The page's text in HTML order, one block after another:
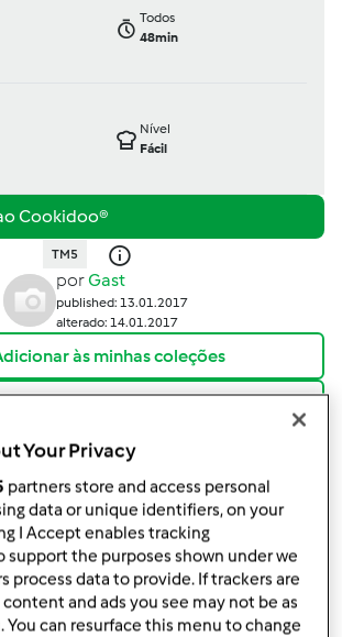
Todos
48min
Nível
Fácil
TM5
porGast
published: 13.01.2017
alterado: 14.01.2017
às minhas coleções
Partilhar receita
Ingredientes
Your Privacy
partners store and access personal
data or unique identifiers, on your
I Accept enables tracking
support the purposes shown under we
process data to provide. If trackers are
and ads you see may not be as
You can resurface this menu to change